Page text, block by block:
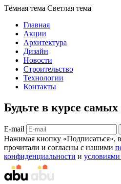
Тёмная тема Светлая тема
Главная
Акции
Архитектура
Дизайн
Новости
Строительство
Технологии
Контакты
Будьте в курсе
E-mail
Нажимая кнопку «Подписаться»,
прочитали и согласны с нашими
конфиденциальности и